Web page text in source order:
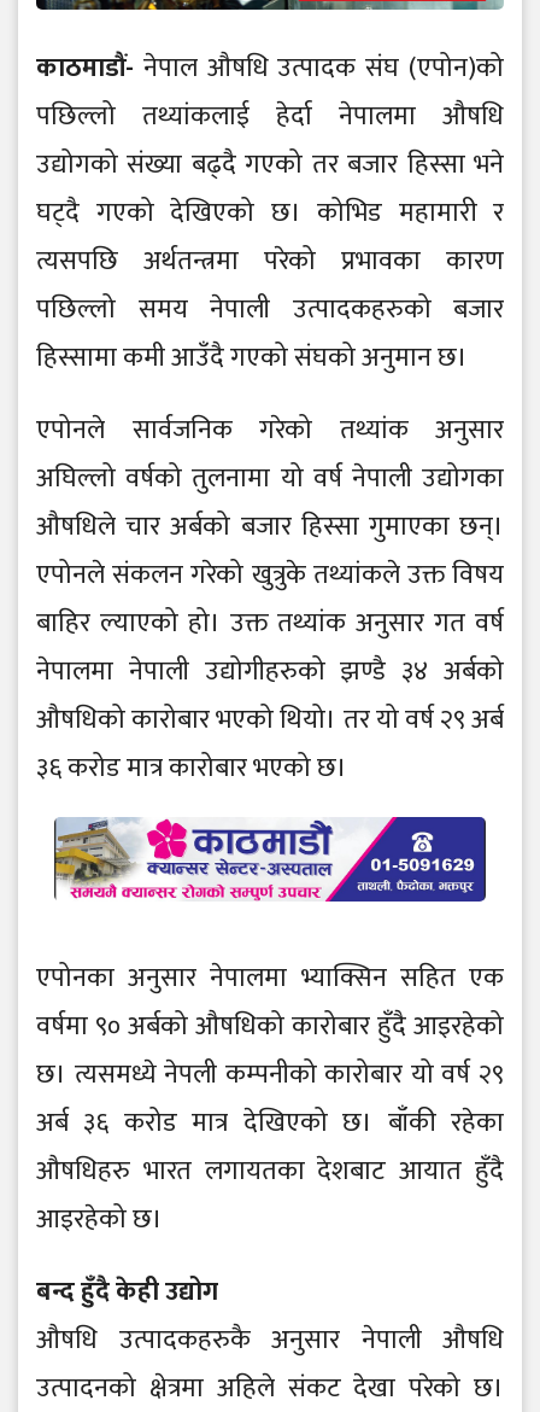
काठमाडौं- नेपाल औषधि उत्पादक संघ (एपोन)को
पछिल्लो तथ्यांकलाई हेर्दा नेपालमा औषधि
उद्योगको संख्या बढ्दै गएको तर बजार हिस्सा भने
घट्दै गएको देखिएको छ। कोभिड महामारी र
त्यसपछि अर्थतन्त्रमा परेको प्रभावका कारण
पछिल्लो समय नेपाली उत्पादकहरुको बजार
हिस्सामा कमी आउँदै गएको संघको अनुमान छ।
एपोनले सार्वजनिक गरेको तथ्यांक अनुसार
अघिल्लो वर्षको तुलनामा यो वर्ष नेपाली उद्योगका
औषधिले चार अर्बको बजार हिस्सा गुमाएका छन्।
एपोनले संकलन गरेको खुत्रुके तथ्यांकले उक्त विषय
बाहिर ल्याएको हो। उक्त तथ्यांक अनुसार गत वर्ष
नेपालमा नेपाली उद्योगीहरुको झण्डै ३४ अर्बको
औषधिको कारोबार भएको थियो। तर यो वर्ष २९ अर्ब
३६ करोड मात्र कारोबार भएको छ।
एपोनका अनुसार नेपालमा भ्याक्सिन सहित एक
वर्षमा ९० अर्बको औषधिको कारोबार हुँदै आइरहेको
छ। त्यसमध्ये नेपली कम्पनीको कारोबार यो वर्ष २९
अर्ब ३६ करोड मात्र देखिएको छ। बाँकी रहेका
औषधिहरु भारत लगायतका देशबाट आयात हुँदै
आइरहेको छ।
बन्द हुँदै केही उद्योग
औषधि उत्पादकहरुकै अनुसार नेपाली औषधि
उत्पादनको क्षेत्रमा अहिले संकट देखा परेको छ।